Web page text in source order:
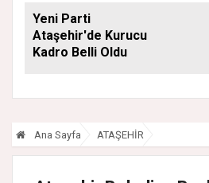
Yeni Parti
Ataşehir'de Kurucu
Kadro Belli Oldu
Ana Sayfa ATAŞEHİR